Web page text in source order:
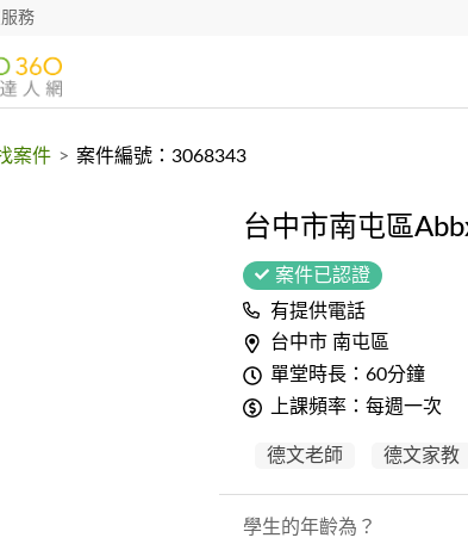
務
案件 > 案件編號：3068343
台中市南屯區
案件已認證
有提供電話
台中市 南屯區
單堂時長：60分鐘
上課頻率：每週一次
德文老師 德文家教
學生的年齡為？